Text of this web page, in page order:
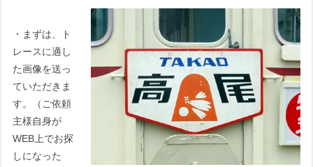
・まずは、ト
レースに適し
た画像を送っ
ていただきま
す。（ご依頼
主様自身が
WEB上でお探
しになった